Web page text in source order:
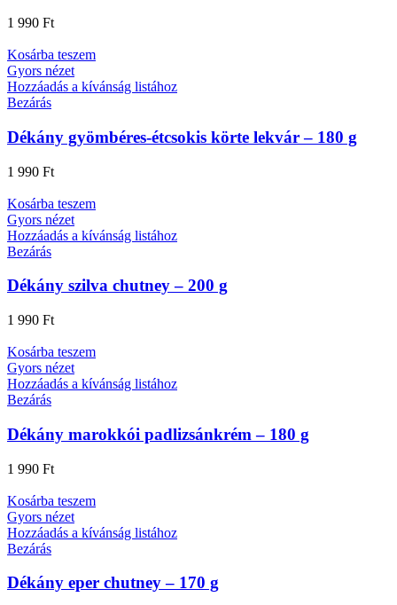
1 990 Ft
Kosárba teszem
Gyors nézet
Hozzáadás a kívánság listához
Bezárás
Dékány gyömbéres-étcsokis körte lekvár – 180 g
1 990 Ft
Kosárba teszem
Gyors nézet
Hozzáadás a kívánság listához
Bezárás
Dékány szilva chutney – 200 g
1 990 Ft
Kosárba teszem
Gyors nézet
Hozzáadás a kívánság listához
Bezárás
Dékány marokkói padlizsánkrém – 180 g
1 990 Ft
Kosárba teszem
Gyors nézet
Hozzáadás a kívánság listához
Bezárás
Dékány eper chutney – 170 g